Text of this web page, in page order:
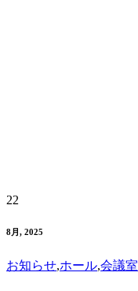
22
8月, 2025
お知らせ,ホール,会議室